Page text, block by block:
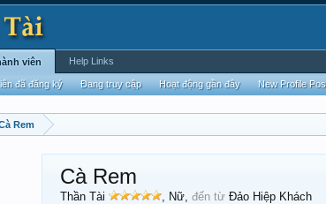
Rem
Cà Rem
Thần Tài , Nữ, đến từ Đảo Hiệp Khách
viên
đã đăng ký Đang truy cập Hoạt động gần đây New Profile
Help Links